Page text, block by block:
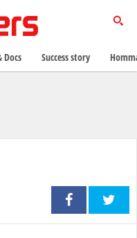
Docs Success story